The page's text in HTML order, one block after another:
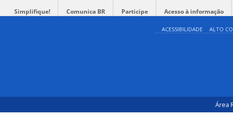
Simplifique! Comunica BR Participe Acesso à informação
ACESSIBILIDADE ALTO
Área